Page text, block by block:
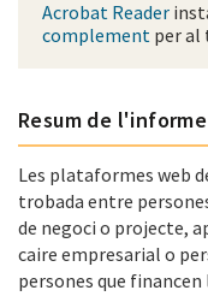
Acrobat Reader
complement per al
Resum de l'informe
Les plataformes web
trobada entre
de negoci o projecte,
caire empresarial o
persones que financen